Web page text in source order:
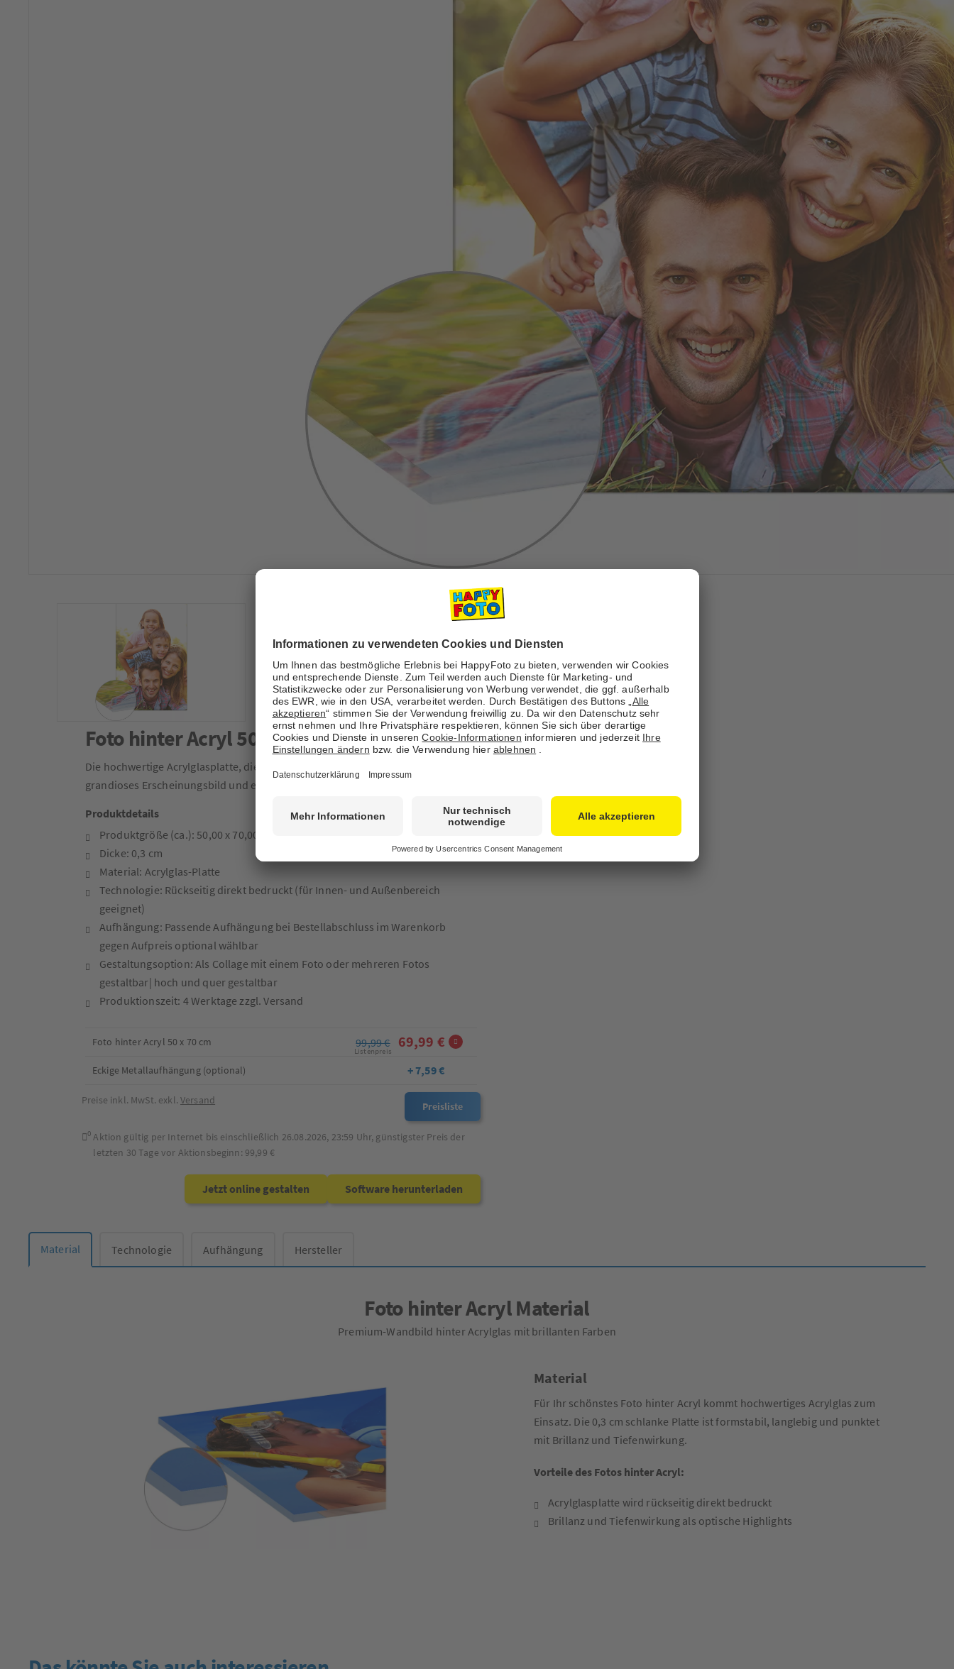
Foto hinter Acryl 50 x 70 cm
Die hochwertige Acrylglasplatte, die rückseitig direkt bedruckt wird, verleiht ein
grandioses Erscheinungsbild und eine bezaubernde Tiefenwirkung.
Produktdetails
Produktgröße (ca.): 50,00 x 70,00 cm
Dicke: 0,3 cm
Material: Acrylglas-Platte
Technologie: Rückseitig direkt bedruckt (für Innen- und Außenbereich
geeignet)
Aufhängung: Passende Aufhängung bei Bestellabschluss im Warenkorb
gegen Aufpreis optional wählbar
Gestaltungsoption: Als Collage mit einem Foto oder mehreren Fotos
gestaltbar| hoch und quer gestaltbar
Produktionszeit: 4 Werktage zzgl. Versand
Foto hinter Acryl 50 x 70 cm 99,99 €
Listenpreis
69,99 €
Eckige Metallaufhängung (optional) + 7,59 €
Preisliste
Preise inkl. MwSt. exkl.Versand
0 Aktion gültig per Internet bis einschließlich 26.08.2026, 23:59 Uhr, günstigster Preis der
letzten 30 Tage vor Aktionsbeginn: 99,99 €
Jetzt online gestalten Software herunterladen
Material Technologie Aufhängung Hersteller
Foto hinter Acryl Material
Premium-Wandbild hinter Acrylglas mit brillanten Farben
Material
Für Ihr schönstes Foto hinter Acryl kommt hochwertiges Acrylglas zum
Einsatz. Die 0,3 cm schlanke Platte ist formstabil, langlebig und punktet
mit Brillanz und Tiefenwirkung.
Vorteile des Fotos hinter Acryl:
Acrylglasplatte wird rückseitig direkt bedruckt
Brillanz und Tiefenwirkung als optische Highlights